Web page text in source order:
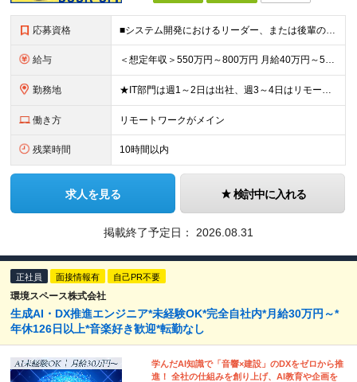
応募資格 ■システム開発におけるリーダー、または後輩の指導や進捗管理などの経験のある方 ■機能要件/非機能要件の知識（経験は問いません） ＼「マネジメント未経験だけど今後チャレンジしたい」という方もぜひご応募く
給与 ＜想定年収＞550万円～800万円 月給40万円～55万円＋賞与＋交通費全額支給＋各種手当(子女教育手当等) ※経験・能力などを考慮し相談の上、当社規定により決定します。 ※上記金額には16～21時
勤務地 ★IT部門は週1～2日は出社、週3～4日はリモートワーク ★勤務地はご本人のご希望を最優先します ■飯田橋オフィス／東京都新宿区揚場町2-26 SKビル ■本社／神奈川県相模原市南区古淵2-14-
働き方 リモートワークがメイン
残業時間 10時間以内
求人を見る 検討中に入れる
掲載終了予定日： 2026.08.31
正社員 面接情報有 自己PR不要
環境スペース株式会社
生成AI・DX推進エンジニア*未経験OK*完全自社内*月給30万円～*
年休126日以上*音楽好き歓迎*転勤なし
学んだAI知識で「音響×建設」のDXをゼロから推
進！ 全社の仕組みを創り上げ、AI教育や企画を